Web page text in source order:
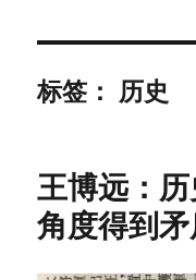
标签： 历史
王博远：
角度得到